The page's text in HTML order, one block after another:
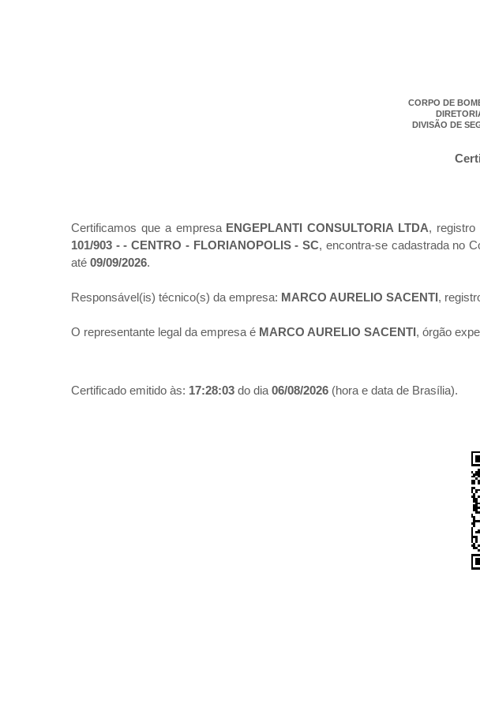
CORPO DE
DIVISÃO DE
Certificamos que a empresa ENGEPLANTI CONSULTORIA LTDA, registro
101/903 - - CENTRO - FLORIANOPOLIS - SC, encontra-se cadastrada no
até 09/09/2026.
Responsável(is) técnico(s) da empresa: MARCO AURELIO SACENTI,
O representante legal da empresa é MARCO AURELIO SACENTI, órgão
Certificado emitido às: 17:28:03 do dia 06/08/2026 (hora e data de Brasília).